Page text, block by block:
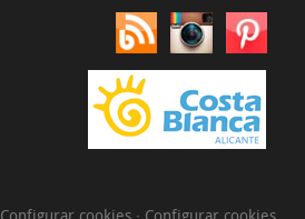
Configurar cookies · Configurar cookies